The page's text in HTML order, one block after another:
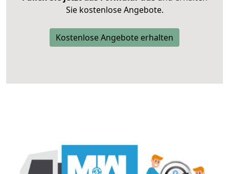
Sie kostenlose Angebote.
Kostenlose Angebote erhalten